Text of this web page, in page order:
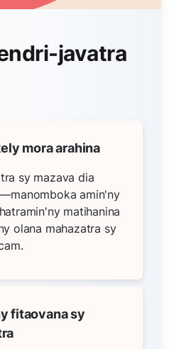
javatra
mora arahina
sy mazava dia
amin'ny
matihanina
olana mahazatra sy
fitaovana sy